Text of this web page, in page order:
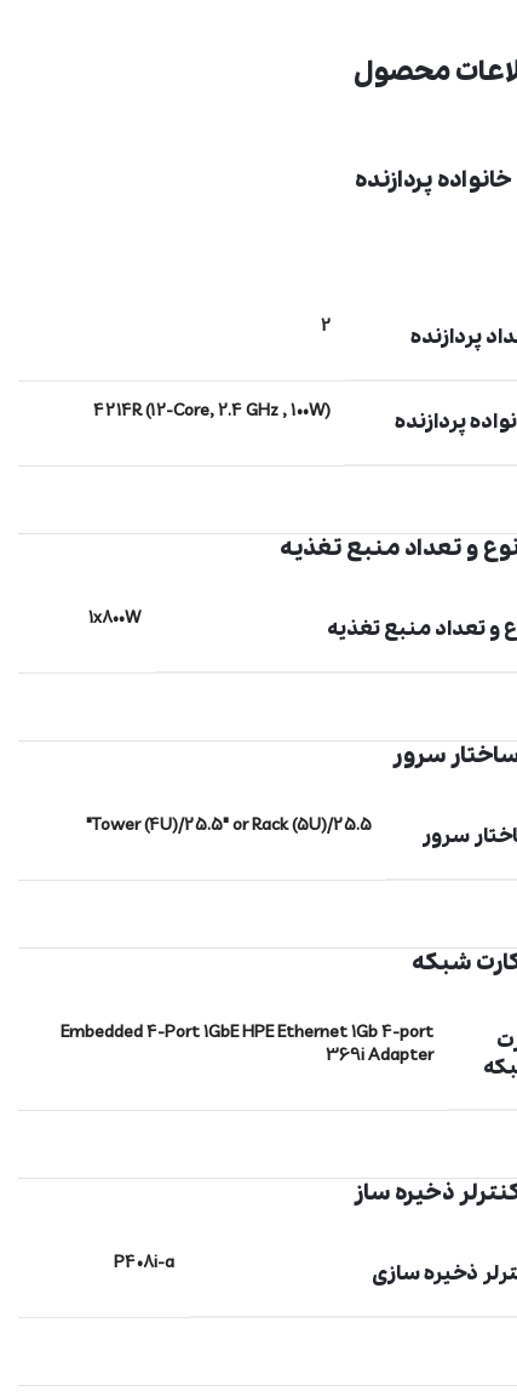
محصول
خانواده پردازنده
پردازنده 2
پردازنده 4214R (12-Core, 2.4 GHz , 100W)
و تعداد منبع تغذیه
و تعداد منبع تغذیه 1x800W
سرور
سرور Tower (4U)/25.5" or Rack (5U)/25.5"
شبکه
Embedded 4-Port 1GbE HPE Ethernet 1Gb 4-port
369i Adapter
ذخیره ساز
ذخیره سازی P408i-a